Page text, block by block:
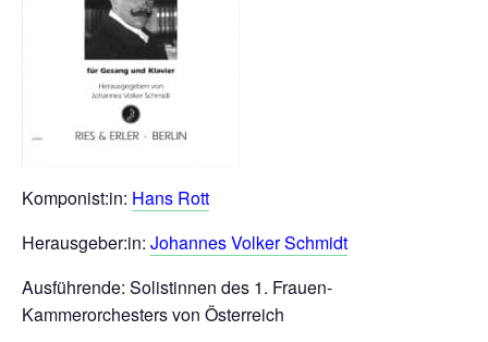
Komponist:in: Hans Rott
Herausgeber:in: Johannes Volker Schmidt
Ausführende: Solistinnen des 1. Frauen-
Kammerorchesters von Österreich